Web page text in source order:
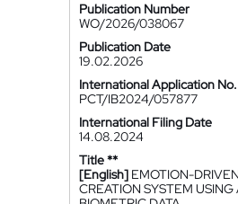
Publication Number
WO/2026/038067
Publication Date
19.02.2026
International Application No.
PCT/IB2024/057877
International Filing Date
14.08.2024
Title **
[English] EMOTION-
CREATION SYSTEM USING